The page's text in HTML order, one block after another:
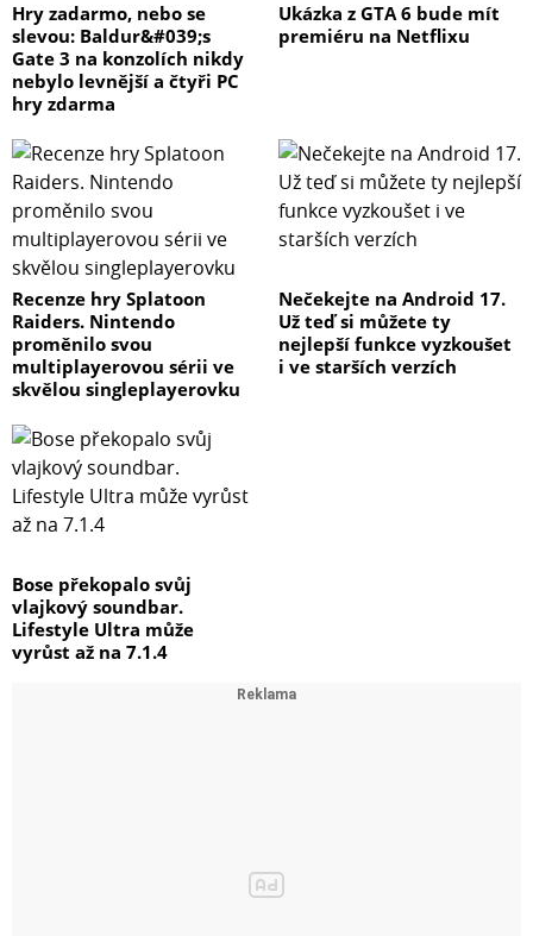
Hry zadarmo, nebo se
slevou: Baldur&#039;s
Gate 3 na konzolích nikdy
nebylo levnější a čtyři PC
hry zdarma
Ukázka z GTA 6 bude mít
premiéru na Netflixu
Recenze hry Splatoon
Raiders. Nintendo
proměnilo svou
multiplayerovou sérii ve
skvělou singleplayerovku
Nečekejte na Android 17.
Už teď si můžete ty
nejlepší funkce vyzkoušet
i ve starších verzích
Bose překopalo svůj
vlajkový soundbar.
Lifestyle Ultra může
vyrůst až na 7.1.4